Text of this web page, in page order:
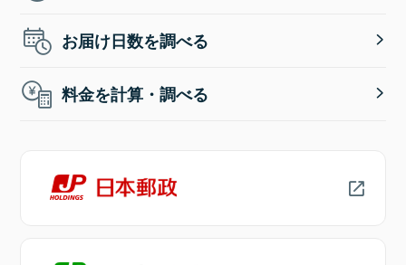
お届け日数を調べる
料金を計算・調べる